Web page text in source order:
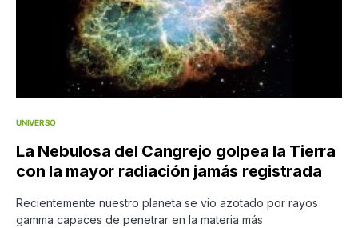
UNIVERSO
La Nebulosa del Cangrejo golpea la Tierra
con la mayor radiación jamás registrada
Recientemente nuestro planeta se vio azotado por rayos
gamma capaces de penetrar en la materia más